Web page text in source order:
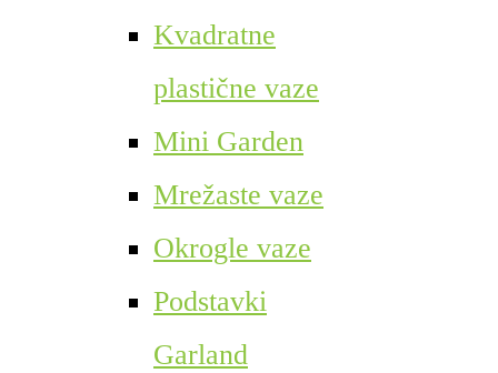
Kvadratne
plastične vaze
Mini Garden
Mrežaste vaze
Okrogle vaze
Podstavki
Garland